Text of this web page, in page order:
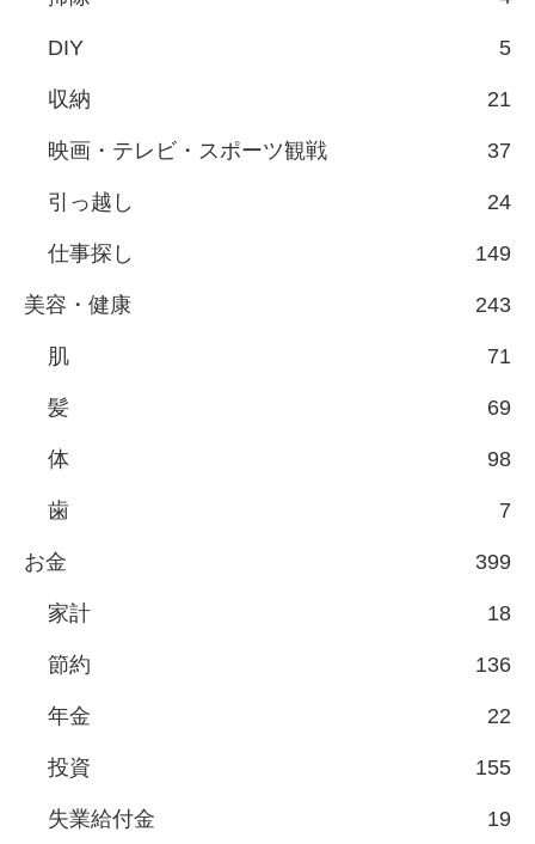
DIY 5
収納 21
映画・テレビ・スポーツ観戦 37
引っ越し 24
仕事探し 149
美容・健康 243
肌 71
髪 69
体 98
歯 7
お金 399
家計 18
節約 136
年金 22
投資 155
失業給付金 19